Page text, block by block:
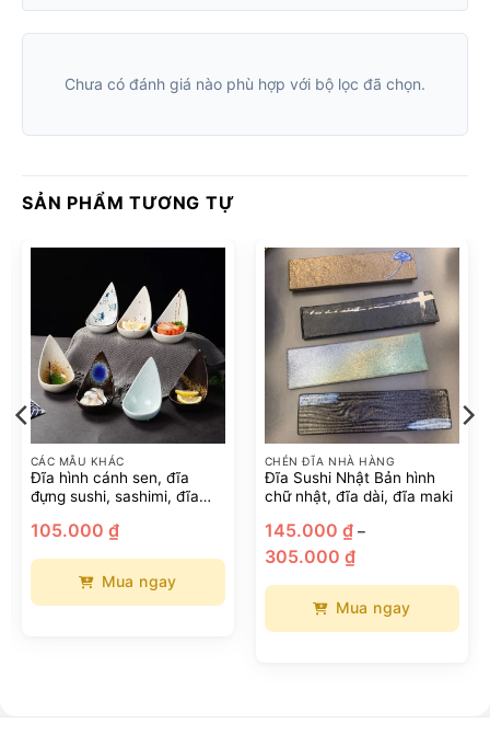
Chưa có đánh giá nào phù hợp với bộ lọc đã chọn.
SẢN PHẨM TƯƠNG TỰ
CÁC MẪU KHÁC
Đĩa hình cánh sen, đĩa
đựng sushi, sashimi, đĩa
105.000 ₫
Mua ngay
CHÉN ĐĨA NHÀ HÀNG
Đĩa Sushi Nhật Bản hình
chữ nhật, đĩa dài, đĩa maki
145.000 ₫ –
305.000 ₫Khoảng
giá:
đến
305.000 ₫
Mua ngay
₫